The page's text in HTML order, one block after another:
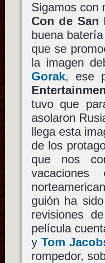
Sigamos con
Con de San
buena
que se
la imagen
Gorak, ese
tuvo que
asolaron
llega esta
de los
que nos
guión ha
revisiones
película
y Tom
rompedor,